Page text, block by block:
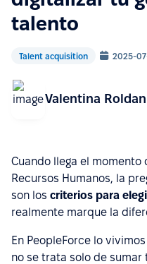
talento
Talent acquisition 2025-
Valentina Roldan
Cuando llega el
Recursos Humanos, la
son los criterios para
realmente marque la
En PeopleForce lo
no se trata solo de sumar